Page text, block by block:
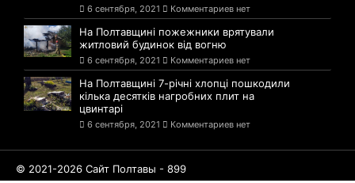
6 сентября, 2021 Комментариев нет
На Полтавщині пожежники врятували
житловий будинок від вогню
6 сентября, 2021 Комментариев нет
На Полтавщині 7-річні хлопці пошкодили
кілька десятків нагробних плит на
цвинтарі
6 сентября, 2021 Комментариев нет
© 2021-2026 Сайт Полтавы - 899